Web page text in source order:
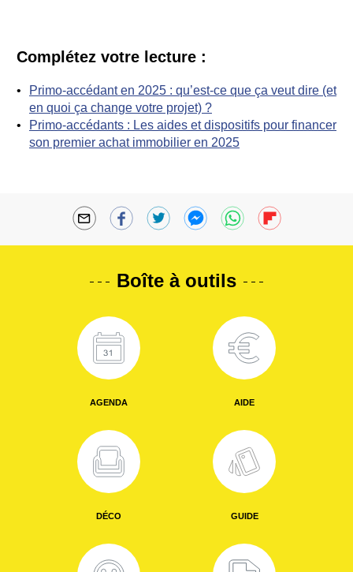
Complétez votre lecture :
Primo-accédant en 2025 : qu’est-ce que ça veut dire (et
en quoi ça change votre projet) ?
Primo-accédants : Les aides et dispositifs pour financer
son premier achat immobilier en 2025
Boîte à outils
AGENDA AIDE
DÉCO GUIDE